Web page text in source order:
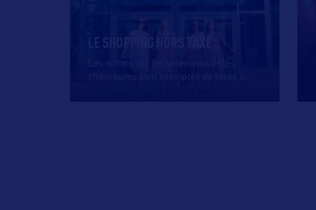
LE SHOPPING HORS TAXE
Les achats sur les vêtements et les
chaussures sont exemptés de taxes à